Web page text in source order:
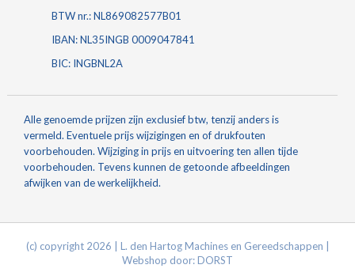
BTW nr.: NL869082577B01
IBAN: NL35INGB 0009047841
BIC: INGBNL2A
Alle genoemde prijzen zijn exclusief btw, tenzij anders is
vermeld. Eventuele prijs wijzigingen en of drukfouten
voorbehouden. Wijziging in prijs en uitvoering ten allen tijde
voorbehouden. Tevens kunnen de getoonde afbeeldingen
afwijken van de werkelijkheid.
(c) copyright 2026 | L. den Hartog Machines en Gereedschappen |
Webshop door:DORST